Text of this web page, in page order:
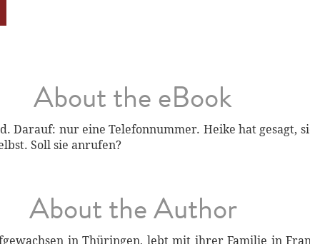
About the eBook
Darauf: nur eine Telefonnummer. Heike hat gesagt,
Soll sie anrufen?
About the Author
in Thüringen, lebt mit ihrer Familie in